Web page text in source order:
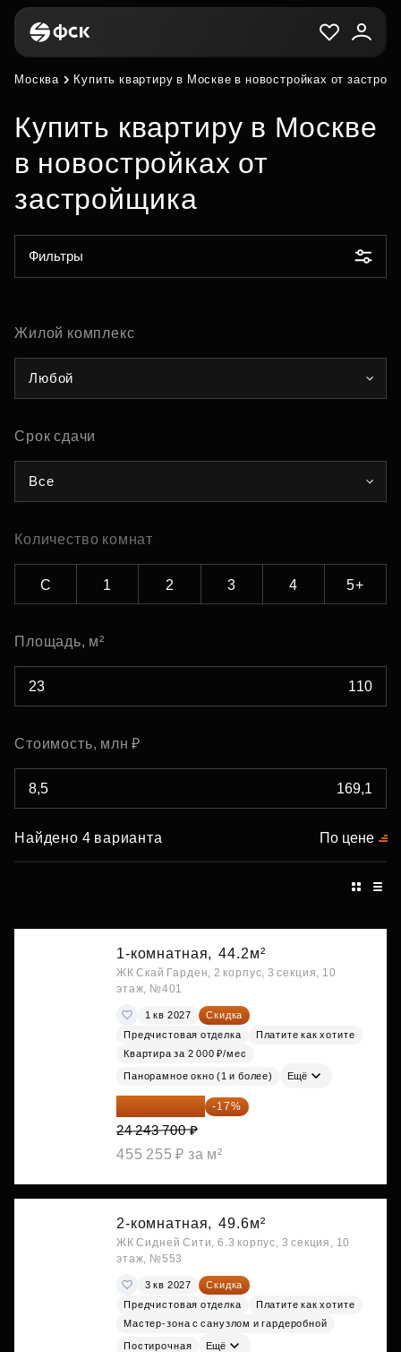
Москва Купить квартиру в Москве в новостройках от
Купить квартиру в Москве
в новостройках от
застройщика
Фильтры
Жилой комплекс
Любой
Срок сдачи
Все
Количество комнат
С 1 2 3 4 5+
Площадь, м²
Стоимость, млн ₽
Найдено 4 варианта По цене
1-комнатная, 44.2м²
ЖК Скай Гарден, 2 корпус, 3 секция, 10
этаж, №401
1 кв 2027
Скидка
Предчистовая отделка
Платите как хотите
Квартира за 2 000 ₽/мес
Панорамное окно (1 и более) Ещё
20 122 271 ₽ -17%
24 243 700 ₽
455 255 ₽ за м²
2-комнатная, 49.6м²
ЖК Сидней Сити, 6.3 корпус, 3 секция, 10
этаж, №553
3 кв 2027
Скидка
Предчистовая отделка
Платите как хотите
Мастер-зона с санузлом и гардеробной
Постирочная Ещё